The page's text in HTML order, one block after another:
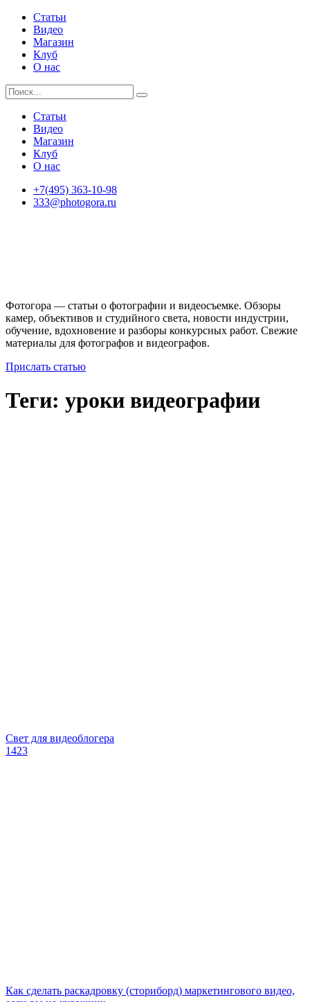
Статьи
Видео
Магазин
Клуб
О нас
Статьи
Видео
Магазин
Клуб
О нас
+7(495) 363-10-98
333@photogora.ru
Фотогора — статьи о фотографии и видеосъемке. Обзоры
камер, объективов и студийного света, новости индустрии,
обучение, вдохновение и разборы конкурсных работ. Свежие
материалы для фотографов и видеографов.
Прислать статью
Теги: уроки видеографии
Свет для видеоблогера
1423
Как сделать раскадровку (сториборд) маркетингового видео,